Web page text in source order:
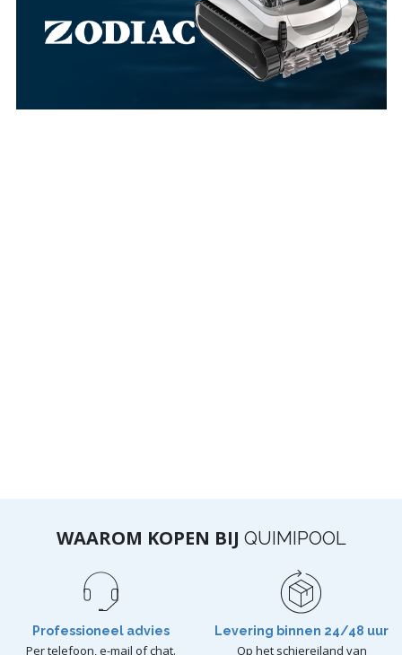
WAAROM KOPEN BIJ QUIMIPOOL
Professioneel advies
Per telefoon, e-mail of chat.
Levering binnen 24/48 uur
Op het schiereiland van